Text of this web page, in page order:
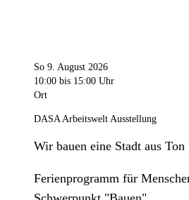
So 9. August 2026
10:00 bis 15:00 Uhr
Ort
DASA Arbeitswelt Ausstellung
Wir bauen eine Stadt aus Ton
Ferienprogramm für